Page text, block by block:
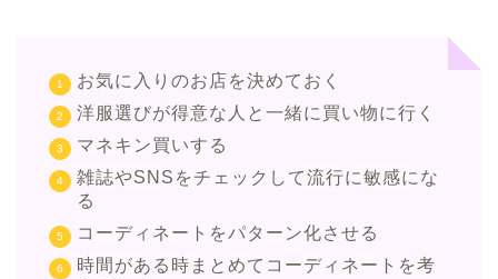
お気に入りのお店を決めておく
洋服選びが得意な人と一緒に買い物に行く
マネキン買いする
雑誌やSNSをチェックして流行に敏感にな
る
コーディネートをパターン化させる
時間がある時まとめてコーディネートを考